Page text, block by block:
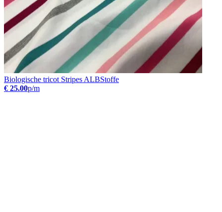
Biologische tricot Stripes ALBStoffe
€ 25.00p/m